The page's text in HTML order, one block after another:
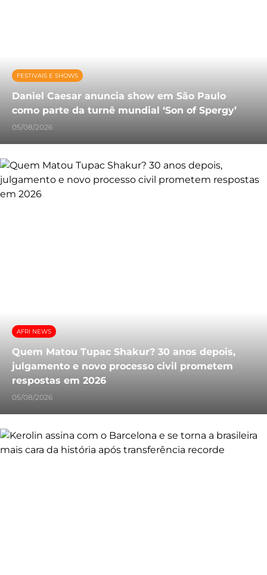
FESTIVAIS E SHOWS
Daniel Caesar anuncia show em São Paulo
como parte da turnê mundial ‘Son of Spergy’
05/08/2026
AFRI NEWS
Quem Matou Tupac Shakur? 30 anos depois,
julgamento e novo processo civil prometem
respostas em 2026
05/08/2026